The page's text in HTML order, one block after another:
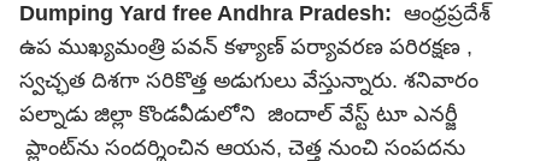
Dumping Yard free Andhra Pradesh: ఆంధ్రప్రదేశ్
ఉప ముఖ్యమంత్రి పవన్ కళ్యాణ్ పర్యావరణ పరిరక్షణ ,
స్వచ్ఛత దిశగా సరికొత్త అడుగులు వేస్తున్నారు. శనివారం
పల్నాడు జిల్లా కొండవీడులోని జిందాల్ వేస్ట్ టూ ఎనర్జీ
ప్లాంట్‌ను సందర్శించిన ఆయన, చెత్త నుంచి సంపదను